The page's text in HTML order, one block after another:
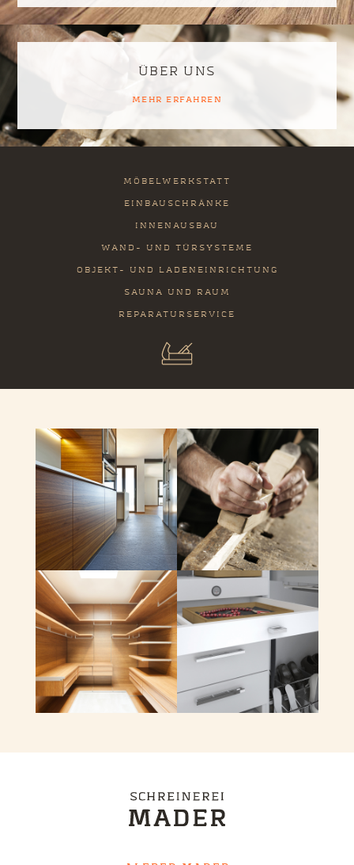
ÜBER UNS
MEHR ERFAHREN
MÖBELWERKSTATT
EINBAUSCHRÄNKE
INNENAUSBAU
WAND- UND TÜRSYSTEME
OBJEKT- UND LADENEINRICHTUNG
SAUNA UND RAUM
REPARATURSERVICE